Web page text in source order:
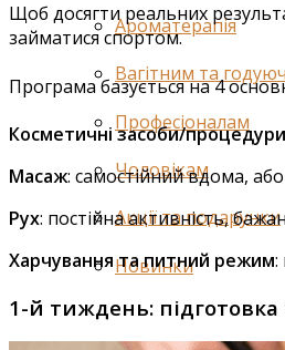
Ароматерапія
Вагітним та
Професіоналам
Чоловікам
Акції та подарунки
Новинки
Щоб досягти реальних
займатися спортом.
Програма базується на 4
Косметичні засоби/процедури
Масаж: самостійний вдома,
Рух: постійна активність,
Харчування та питний режим:
1-й тиждень: підготовка